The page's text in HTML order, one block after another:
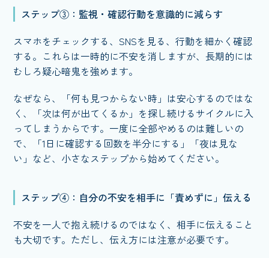
ステップ③：監視・確認行動を意識的に減らす
スマホをチェックする、SNSを見る、行動を細かく確認
する。これらは一時的に不安を消しますが、長期的には
むしろ疑心暗鬼を強めます。
なぜなら、「何も見つからない時」は安心するのではな
く、「次は何が出てくるか」を探し続けるサイクルに入
ってしまうからです。一度に全部やめるのは難しいの
で、「1日に確認する回数を半分にする」「夜は見な
い」など、小さなステップから始めてください。
ステップ④：自分の不安を相手に「責めずに」伝える
不安を一人で抱え続けるのではなく、相手に伝えること
も大切です。ただし、伝え方には注意が必要です。